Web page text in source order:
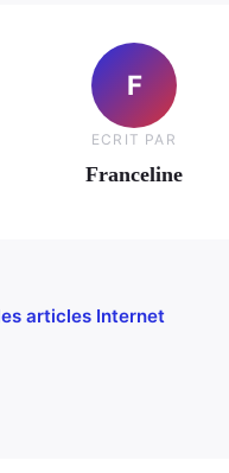
F
ECRIT PAR
Franceline
articles Internet